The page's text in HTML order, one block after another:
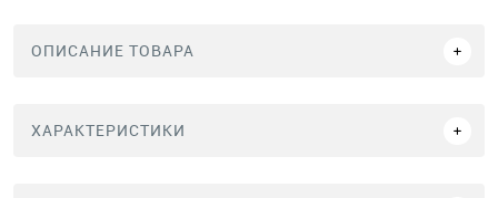
ОПИСАНИЕ ТОВАРА
ХАРАКТЕРИСТИКИ